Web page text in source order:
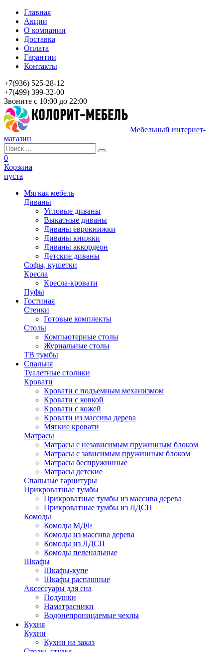
Главная
Акции
О компании
Доставка
Оплата
Гарантии
Контакты
+7(936) 525-28-12
+7(499) 399-32-00
Звоните с 10:00 до 22:00
Мебельный интернет-
магазин
0
Корзина
пуста
Мягкая мебель
Диваны
Угловые диваны
Выкатные диваны
Диваны еврокнижки
Диваны книжки
Диваны аккордеон
Детские диваны
Софы, кушетки
Кресла
Кресла-кровати
Пуфы
Гостиная
Стенки
Готовые комплекты
Столы
Компьютерные столы
Журнальные столы
ТВ тумбы
Спальня
Туалетные столики
Кровати
Кровати с подъемным механизмом
Кровати с ковкой
Кровати с кожей
Кровати из массива дерева
Мягкие кровати
Матрасы
Матрасы с независимым пружинным блоком
Матрасы с зависимым пружинным блоком
Матрасы беспружинные
Матрасы детские
Спальные гарнитуры
Прикроватные тумбы
Прикроватные тумбы из массива дерева
Прикроватные тумбы из ЛДСП
Комоды
Комоды МДФ
Комоды из массива дерева
Комоды из ЛДСП
Комоды пеленальные
Шкафы
Шкафы-купе
Шкафы распашные
Аксессуары для сна
Подушки
Наматрасники
Водонепроницаемые чехлы
Кухня
Кухни
Кухни на заказ